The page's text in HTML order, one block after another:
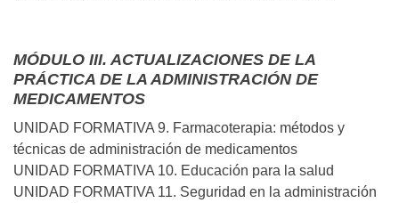
MÓDULO III. ACTUALIZACIONES DE LA
PRÁCTICA DE LA ADMINISTRACIÓN DE
MEDICAMENTOS
UNIDAD FORMATIVA 9. Farmacoterapia: métodos y
técnicas de administración de medicamentos
UNIDAD FORMATIVA 10. Educación para la salud
UNIDAD FORMATIVA 11. Seguridad en la administración